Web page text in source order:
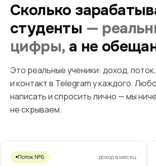
Сколько
студенты —
цифры, а не
Это реальные ученики: доход,
и контакт в Telegram у каждого.
написать и спросить лично — мы
не скрываем.
Поток №6 доход в месяц